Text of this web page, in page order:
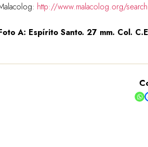
http://www.malacolog.org/
A: Espírito Santo. 27 mm. Col.